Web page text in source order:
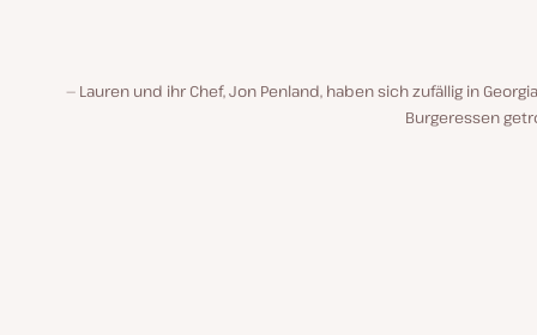
Lauren und ihr Chef, Jon Penland, haben sich zufällig in
Burgeressen